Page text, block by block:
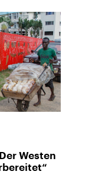
Westen